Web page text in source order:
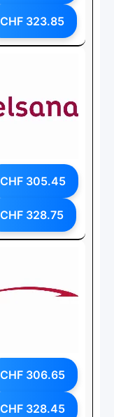
CHF 323.85
CHF 305.45
CHF 328.75
CHF 306.65
CHF 328.45